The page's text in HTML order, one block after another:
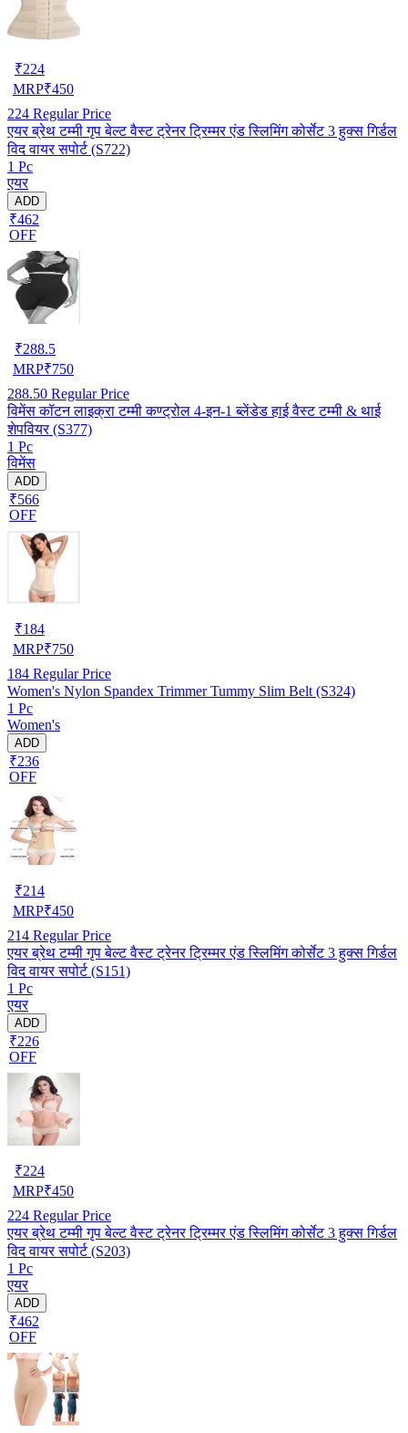
₹224
MRP₹450
224 Regular Price
एयर ब्रेथ टम्मी गृप बेल्ट वैस्ट ट्रेनर ट्रिम्मर एंड स्लिमिंग कोर्सेट 3 हुक्स गिर्डल
विद वायर सपोर्ट (S722)
1 Pc
एयर
ADD
₹462
OFF
₹288.5
MRP₹750
288.50 Regular Price
विमेंस कॉटन लाइक्रा टम्मी कण्ट्रोल 4-इन-1 ब्लेंडेड हाई वैस्ट टम्मी & थाई
शेपवियर (S377)
1 Pc
विमेंस
ADD
₹566
OFF
₹184
MRP₹750
184 Regular Price
Women's Nylon Spandex Trimmer Tummy Slim Belt (S324)
1 Pc
Women's
ADD
₹236
OFF
₹214
MRP₹450
214 Regular Price
एयर ब्रेथ टम्मी गृप बेल्ट वैस्ट ट्रेनर ट्रिम्मर एंड स्लिमिंग कोर्सेट 3 हुक्स गिर्डल
विद वायर सपोर्ट (S151)
1 Pc
एयर
ADD
₹226
OFF
₹224
MRP₹450
224 Regular Price
एयर ब्रेथ टम्मी गृप बेल्ट वैस्ट ट्रेनर ट्रिम्मर एंड स्लिमिंग कोर्सेट 3 हुक्स गिर्डल
विद वायर सपोर्ट (S203)
1 Pc
एयर
ADD
₹462
OFF